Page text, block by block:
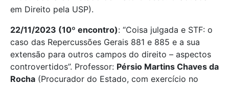
em Direito pela USP).
22/11/2023 (10º encontro): “Coisa julgada e STF: o
caso das Repercussões Gerais 881 e 885 e a sua
extensão para outros campos do direito – aspectos
controvertidos”. Professor: Pérsio Martins Chaves da
Rocha (Procurador do Estado, com exercício no